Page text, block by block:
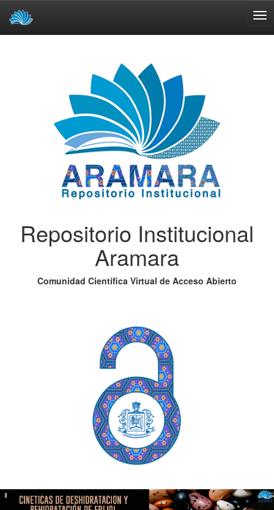
Repositorio Institucional
Aramara
Comunidad Científica Virtual de Acceso Abierto